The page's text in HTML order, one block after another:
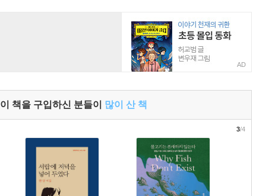
AD
이 책을 구입하신 분들이 많이 산 책
3/4